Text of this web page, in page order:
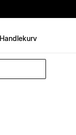
Handlekurv